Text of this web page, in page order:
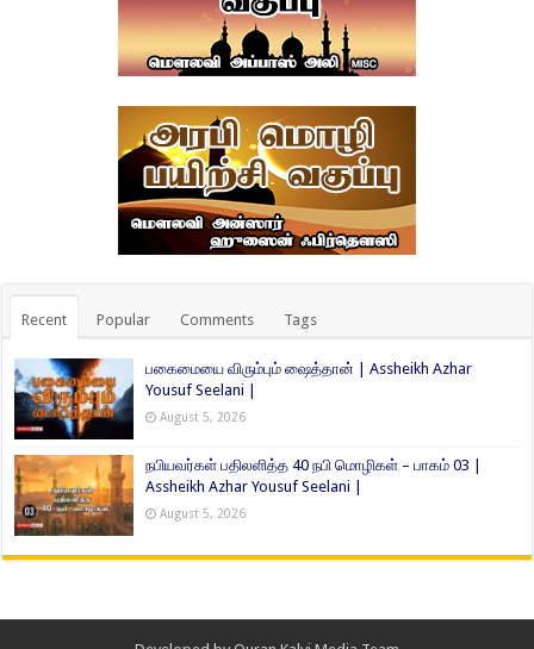
Recent Popular Comments Tags
பகைமையை விரும்பும் ஷைத்தான் | Assheikh Azhar
Yousuf Seelani |
August 5, 2026
நபியவர்கள் பதிலளித்த 40 நபி மொழிகள் – பாகம் 03 |
Assheikh Azhar Yousuf Seelani |
August 5, 2026